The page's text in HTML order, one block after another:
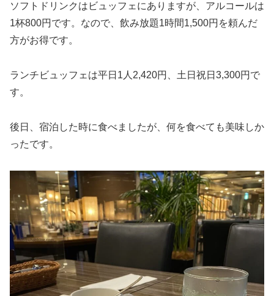
ソフトドリンクはビュッフェにありますが、アルコールは
1杯800円です。なので、飲み放題1時間1,500円を頼んだ
方がお得です。
ランチビュッフェは平日1人2,420円、土日祝日3,300円で
す。
後日、宿泊した時に食べましたが、何を食べても美味しか
ったです。